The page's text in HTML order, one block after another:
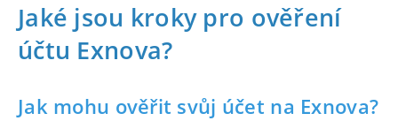
Jaké jsou kroky pro ověření
účtu Exnova?
Jak mohu ověřit svůj účet na Exnova?